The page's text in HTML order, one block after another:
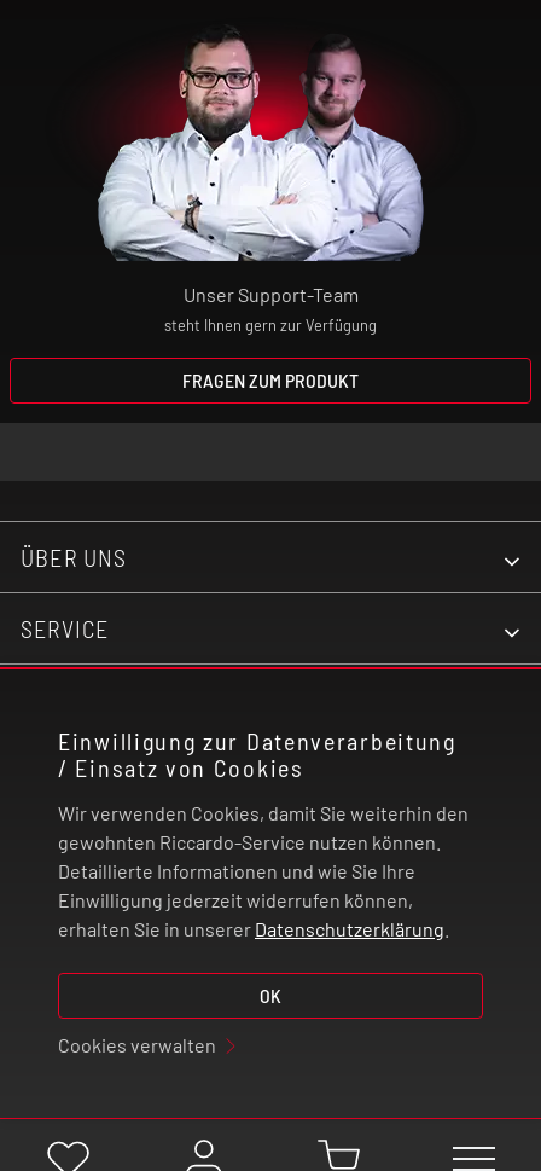
Einwilligung zur Datenverarbeitung
/ Einsatz von Cookies
Wir verwenden Cookies, damit Sie weiterhin den
gewohnten Riccardo-Service nutzen können.
Detaillierte Informationen und wie Sie Ihre
Einwilligung jederzeit widerrufen können,
erhalten Sie in unserer Datenschutzerklärung
OK
Cookies verwalten
Nutzung deinen Arzt.
Unsere Produkte sind keine Nikotin-
Entwöhnungsmittel! Wenn du dir den
Nikotin-Konsum abgewöhnen willst,
wendest du dich bitte an deinen Arzt oder
Apotheker.
Elektrische Zigaretten sind kein Spielzeug!
Bewahre daher das Gerät und die
Aromaliquids absolut unzugänglich für
Unser Support-Team
steht Ihnen gern zur Verfügung
FRAGEN ZUM PRODUKT
ÜBER UNS
SERVICE
RECHTLICHES
ZAHLUNG UND VERSAND
VERTRAG WIDERRUFEN
© 2026 | Riccardo Onlinestore GmbH